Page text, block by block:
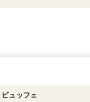
ュッフェ